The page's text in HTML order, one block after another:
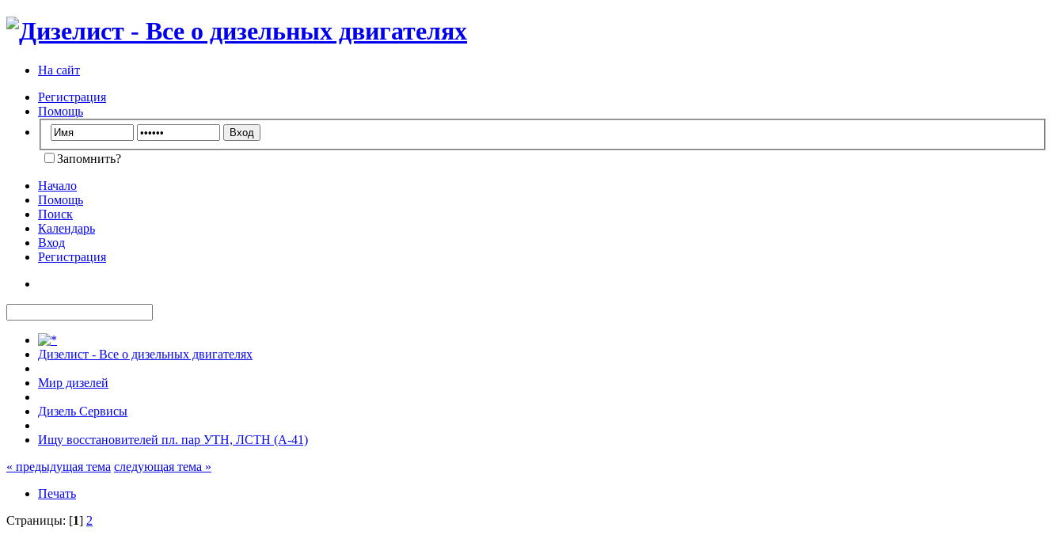
На сайт
Регистрация
Помощь
Запомнить?
Начало
Помощь
Поиск
Календарь
Вход
Регистрация
Дизелист - Все о дизельных двигателях
Мир дизелей
Дизель Сервисы
Ищу восстановителей пл. пар УТН, ЛСТН (А-41)
« предыдущая тема следующая тема »
Печать
Страницы: [1] 2